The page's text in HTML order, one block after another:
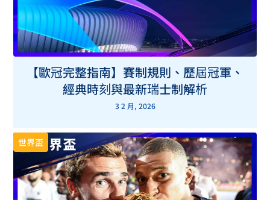
【歐冠完整指南】賽制規則、歷屆冠軍、
經典時刻與最新瑞士制解析
3 2 月, 2026
世界盃